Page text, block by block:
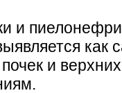
и
как
и